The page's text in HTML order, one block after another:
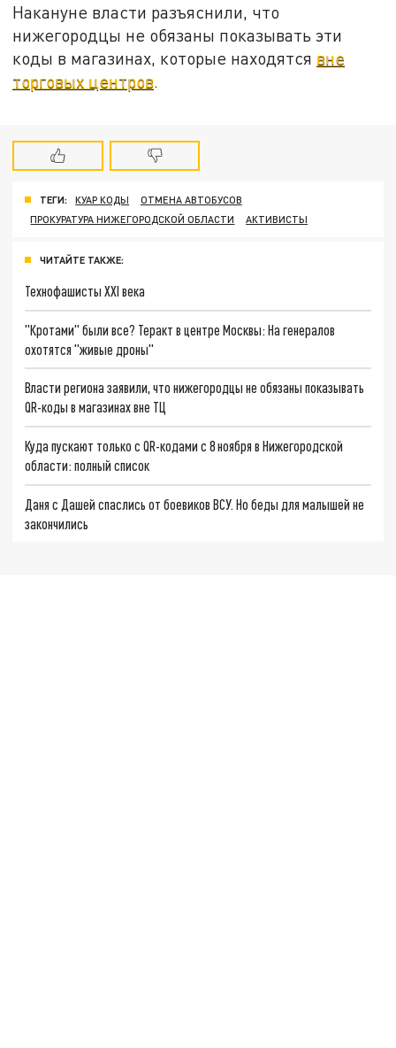
Накануне власти разъяснили, что
нижегородцы не обязаны показывать эти
коды в магазинах, которые находятся вне
торговых центров
ТЕГИ: КУАР КОДЫ
ОТМЕНА АВТОБУСОВ
ПРОКУРАТУРА НИЖЕГОРОДСКОЙ ОБЛАСТИ
АКТИВИСТЫ
ЧИТАЙТЕ ТАКЖЕ:
Технофашисты XXI века
"Кротами" были все? Теракт в центре Москвы: На генералов
охотятся "живые дроны"
Власти региона заявили, что нижегородцы не обязаны показывать
QR-коды в магазинах вне ТЦ
Куда пускают только с QR-кодами с 8 ноября в Нижегородской
области: полный список
Даня с Дашей спаслись от боевиков ВСУ. Но беды для малышей не
закончились